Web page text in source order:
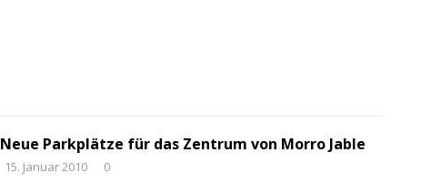
Neue Parkplätze für das Zentrum von Morro Jable
15. Januar 2010 0